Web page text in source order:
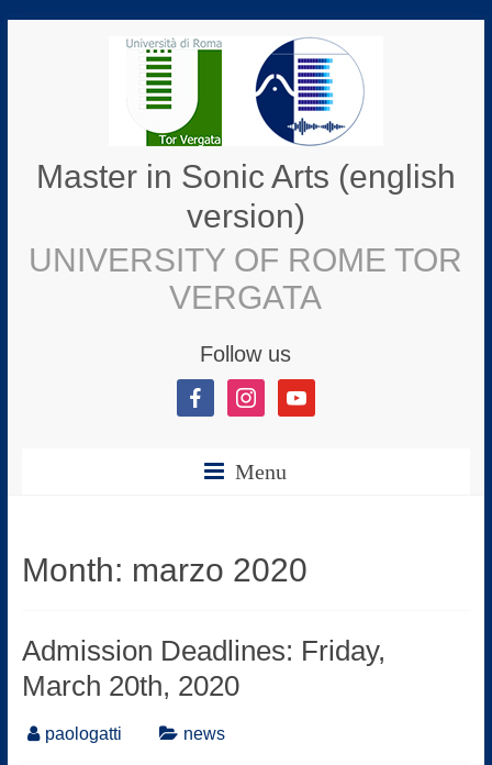
Master in Sonic Arts (english
version)
UNIVERSITY OF ROME TOR
VERGATA
Follow us
Menu
Month: marzo 2020
Admission Deadlines: Friday,
March 20th, 2020
paologatti news